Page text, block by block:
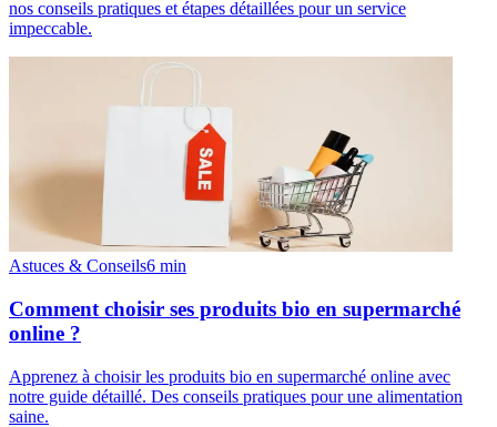
nos conseils pratiques et étapes détaillées pour un service
impeccable.
Astuces & Conseils6 min
Comment choisir ses produits bio en supermarché
online ?
Apprenez à choisir les produits bio en supermarché online avec
notre guide détaillé. Des conseils pratiques pour une alimentation
saine.